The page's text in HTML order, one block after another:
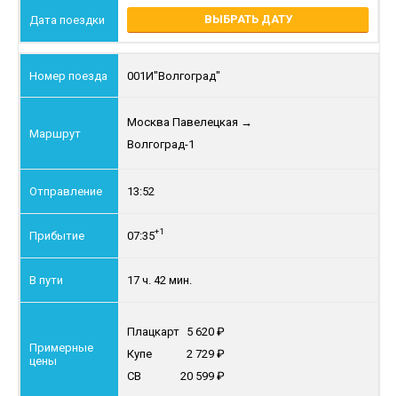
ВЫБРАТЬ ДАТУ
001И"Волгоград"
Москва Павелецкая →
Волгоград-1
13:52
07:35+1
17 ч. 42 мин.
Плацкарт 5 620
Купе
2 729
СВ
20 599